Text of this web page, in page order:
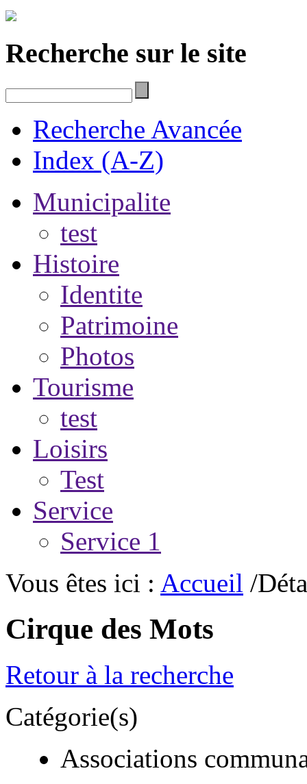
Recherche sur le site
Recherche Avancée
Index (A-Z)
Municipalite
test
Histoire
Identite
Patrimoine
Photos
Tourisme
test
Loisirs
Test
Service
Service 1
Vous êtes ici : Accueil /
Cirque des Mots
Retour à la recherche
Catégorie(s)
Associations